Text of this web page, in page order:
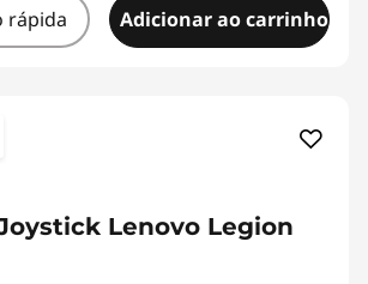
rápida Adicionar ao carrinho
Lenovo Legion